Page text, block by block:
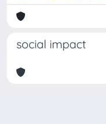
social impact